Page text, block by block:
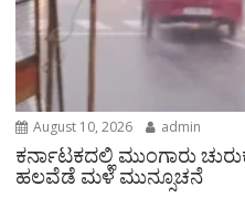
August 10, 2026 admin
ಕರ್ನಾಟಕದಲ್ಲಿ ಮುಂಗಾರು
ಹಲವೆಡೆ ಮಳೆ ಮುನ್ಸೂಚನೆ